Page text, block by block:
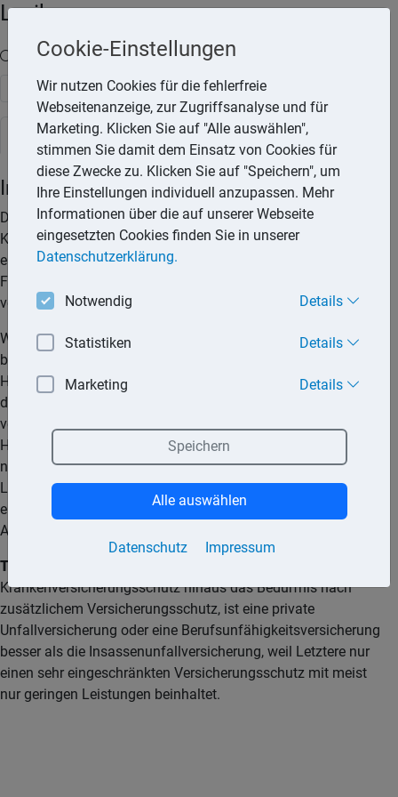
Lexika
Volltext-Suche in den Lexika
Suchen
Rechtslexikon
Insassen-Unfallversicherung
Die Insassen-Unfallversicherung ist eine Zusatz-Police zur
Kfz-Haftpflichtversicherung. Sie bietet Schutz, wenn Insassen
eines Fahrzeugs bei einem Unfall verletzt werden. In diesem
Fall zahlt die Versicherung bestimmte Leistungen in der
vereinbarten Höhe.
Wer eine Insassenunfallversicherung abschließen will, sollte
bedenken, dass bei einem fremdverschuldeten Unfall die
Haftpflichtversicherung des Unfallverursachers für Schäden
der Unfallopfer aufkommt. Und bei einem selbst
verschuldeten Unfall sind die Bei- und Mitfahrer über die Kfz-
Haftpflichtversicherung des Fahrers geschützt. Somit erhält
nur der Fahrer bei einem selbst verschuldeten Unfall keine
Leistungen aus der Kfz-Haftpflichtversicherung. Er kann bei
einer Verletzung nur die eigene Krankenversicherung in
Anspruch nehmen.
Tipp:
Krankenversicherungsschutz hinaus das Bedürfnis nach
zusätzlichem Versicherungsschutz, ist eine private
Unfallversicherung oder eine Berufsunfähigkeitsversicherung
besser als die Insassenunfallversicherung, weil Letztere nur
einen sehr eingeschränkten Versicherungsschutz mit meist
nur geringen Leistungen beinhaltet.
Cookie-Einstellungen
Wir nutzen Cookies für die fehlerfreie
Webseitenanzeige, zur Zugriffsanalyse und für
Marketing. Klicken Sie auf "Alle auswählen",
stimmen Sie damit dem Einsatz von Cookies für
diese Zwecke zu. Klicken Sie auf "Speichern", um
Ihre Einstellungen individuell anzupassen. Mehr
Informationen über die auf unserer Webseite
eingesetzten Cookies finden Sie in unserer
Datenschutzerklärung.
Notwendig Details
Statistiken Details
Marketing Details
Datenschutz Impressum
Speichern
Alle auswählen